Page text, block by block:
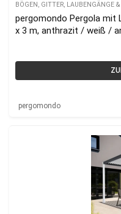
BÖGEN, GITTER, LAUBENGÄNGE &
pergomondo Pergola mit
x 3 m, anthrazit / weiß /
pergomondo